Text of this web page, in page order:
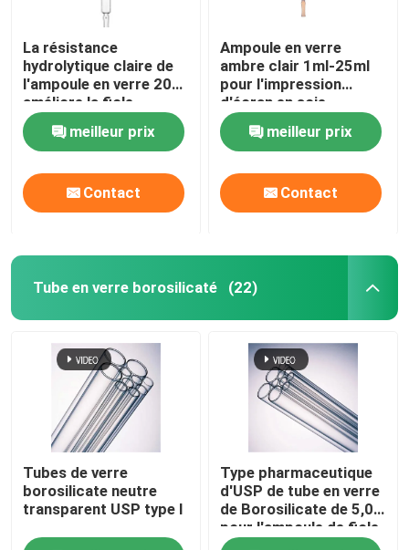
Tube en verre transparent
Bouchon en aluminium pour flacon
Tube en verre ambré
La résistance
hydrolytique claire de
l'ampoule en verre 20ml
améliore la fiole
d'ampoule de stabilité
de droguemeilleur prix
Contact
Ampoule en verre
ambre clair 1ml-25ml
pour l'impression
d'écran en soie
d'injection
meilleur prix
Contact
Tube en verre borosilicaté (22)
Tubes de verre
borosilicate neutre
transparent USP type I
Type pharmaceutique
d'USP de tube en verre
de Borosilicate de 5,0 I
pour l'ampoule de fiole